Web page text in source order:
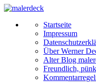
Startseite
Impressum
Über Werner
Alter Blog
Freundlich,